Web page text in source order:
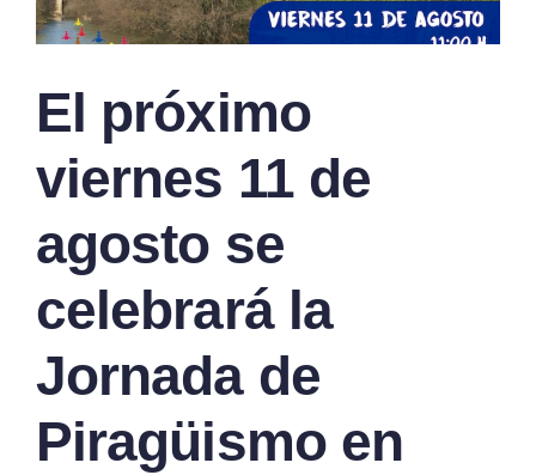
El próximo
viernes 11 de
agosto se
celebrará la
Jornada de
Piragüismo en